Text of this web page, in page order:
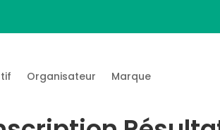
Organisateur Marque